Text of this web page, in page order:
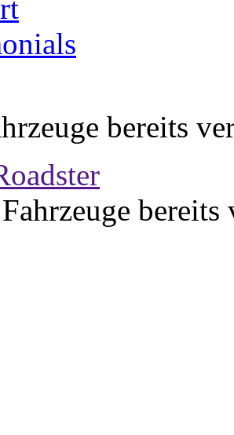
bereits
bereits